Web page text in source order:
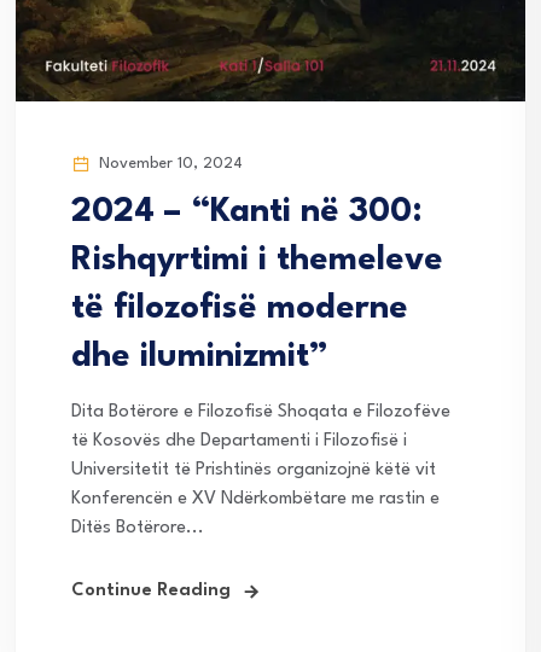
November 10, 2024
2024 – “Kanti në 300:
Rishqyrtimi i themeleve
të filozofisë moderne
dhe iluminizmit”
Dita Botërore e Filozofisë Shoqata e Filozofëve
të Kosovës dhe Departamenti i Filozofisë i
Universitetit të Prishtinës organizojnë këtë vit
Konferencën e XV Ndërkombëtare me rastin e
Ditës Botërore...
Continue Reading